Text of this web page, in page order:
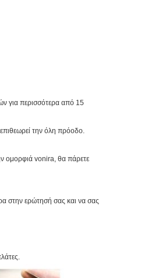
για περισσότερα από 15
επιθεωρεί την όλη πρόοδο.
ομορφιά vonira, θα πάρετε
στην ερώτησή σας και να σας